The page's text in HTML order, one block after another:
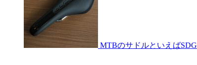
MTBのサドルといえばSDG